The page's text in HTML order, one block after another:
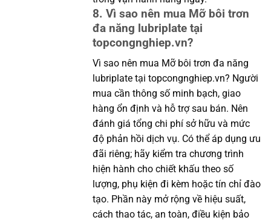
8. Vì sao nên mua Mỡ bôi trơn
đa năng lubriplate tại
topcongnghiep.vn?
Vì sao nên mua Mỡ bôi trơn đa năng
lubriplate tại topcongnghiep.vn? Người
mua cần thông số minh bạch, giao
hàng ổn định và hỗ trợ sau bán. Nên
đánh giá tổng chi phí sở hữu và mức
độ phản hồi dịch vụ. Có thể áp dụng ưu
đãi riêng; hãy kiểm tra chương trình
hiện hành cho chiết khấu theo số
lượng, phụ kiện đi kèm hoặc tín chỉ đào
tạo. Phần này mở rộng về hiệu suất,
cách thao tác, an toàn, điều kiện bảo